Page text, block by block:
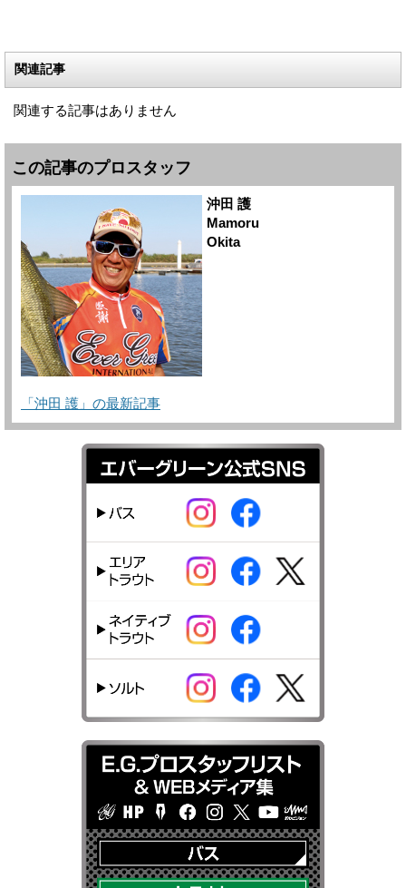
関連記事
関連する記事はありません
この記事のプロスタッフ
沖田 護
Mamoru
Okita
「沖田 護」の最新記事